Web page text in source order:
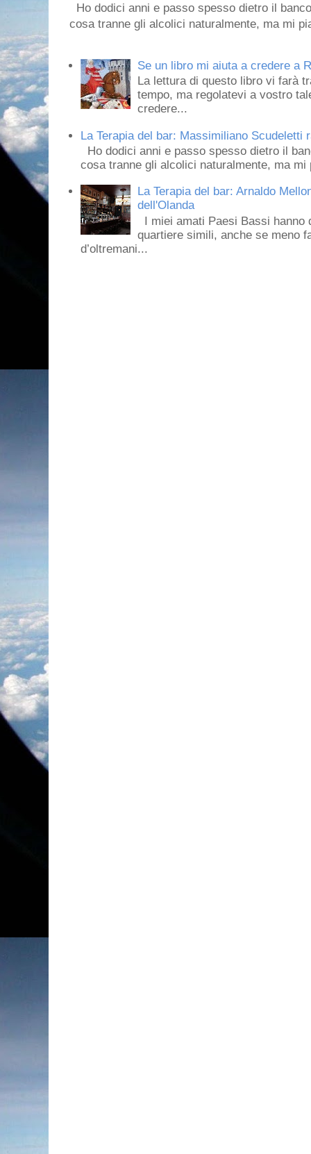
Ho dodici anni e passo spesso dietro il
cosa tranne gli alcolici naturalmente, ma mi
Se un libro mi aiuta a credere a
La lettura di questo libro vi farà
tempo, ma regolatevi a vostro
credere...
La Terapia del bar: Massimiliano
Ho dodici anni e passo spesso dietro il
cosa tranne gli alcolici naturalmente, ma mi
La Terapia del bar: Arnaldo
dell'Olanda
I miei amati Paesi Bassi
quartiere simili, anche se meno
d’oltremani...